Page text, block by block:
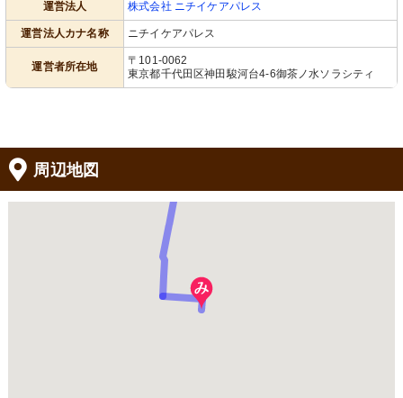
運営法人 株式会社 ニチイケアパレス
運営法人カナ名称 ニチイケアパレス
運営者所在地
〒101-0062
東京都千代田区神田駿河台4-6御茶ノ水ソラシティ
周辺地図